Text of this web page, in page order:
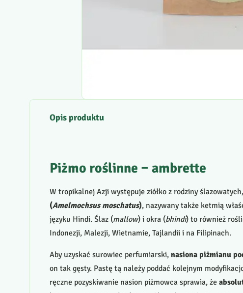
Opis produktu
Piżmo roślinne – ambrette
W tropikalnej Azji występuje ziółko z rodziny ślazowatych,
(Amelmochsus moschatus), nazywany także ketmią
języku Hindi. Ślaz (mallow) i okra (bhindi) to również
Indonezji, Malezji, Wietnamie, Tajlandii i na Filipinach.
Aby uzyskać surowiec perfumiarski, nasiona piżmianu
on tak gęsty. Pastę tą należy poddać kolejnym
ręczne pozyskiwanie nasion piżmowca sprawia, że